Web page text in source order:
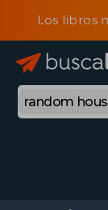
Los libros